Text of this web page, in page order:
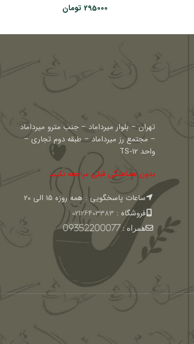
295000 تومان
تهران – بلوار میرداماد – جنب مترو میرداماد
– مجتمع رز میرداماد – طبقه دوم تجاری –
واحد TS-12
بدون هماهنگی قبلی مراجعه نکنید
ساعات پاسخگویی : همه روزه 15 الی 20
فروشگاه : 02126403383
همراه :09352200077